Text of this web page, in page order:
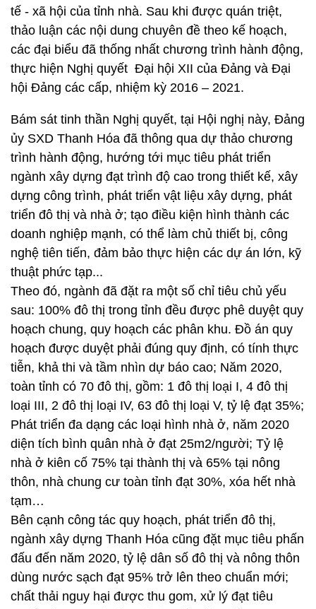
tế - xã hội của tỉnh nhà. Sau khi được quán triệt,
thảo luận các nội dung chuyên đề theo kế hoạch,
các đại biểu đã thống nhất chương trình hành động,
thực hiện Nghị quyết Đại hội XII của Đảng và Đại
hội Đảng các cấp, nhiệm kỳ 2016 – 2021.
Bám sát tinh thần Nghị quyết, tại Hội nghị này, Đảng
ủy SXD Thanh Hóa đã thông qua dự thảo chương
trình hành động, hướng tới mục tiêu phát triển
ngành xây dựng đạt trình độ cao trong thiết kế, xây
dựng công trình, phát triển vật liệu xây dựng, phát
triển đô thị và nhà ở; tạo điều kiện hình thành các
doanh nghiệp mạnh, có thể làm chủ thiết bị, công
nghệ tiên tiến, đảm bảo thực hiện các dự án lớn, kỹ
thuật phức tạp...
Theo đó, ngành đã đặt ra một số chỉ tiêu chủ yếu
sau: 100% đô thị trong tỉnh đều được phê duyệt quy
hoạch chung, quy hoạch các phân khu. Đồ án quy
hoạch được duyệt phải đúng quy định, có tính thực
tiễn, khả thi và tầm nhìn dự báo cao; Năm 2020,
toàn tỉnh có 70 đô thị, gồm: 1 đô thị loại I, 4 đô thị
loại III, 2 đô thị loại IV, 63 đô thị loại V, tỷ lệ đạt 35%;
Phát triển đa dạng các loại hình nhà ở, năm 2020
diện tích bình quân nhà ở đạt 25m2/người; Tỷ lệ
nhà ở kiên cố 75% tại thành thị và 65% tại nông
thôn, nhà chung cư toàn tỉnh đạt 30%, xóa hết nhà
tạm…
Bên cạnh công tác quy hoạch, phát triển đô thị,
ngành xây dựng Thanh Hóa cũng đặt mục tiêu phấn
đấu đến năm 2020, tỷ lệ dân số đô thị và nông thôn
dùng nước sạch đạt 95% trở lên theo chuẩn mới;
chất thải nguy hại được thu gom, xử lý đạt tiêu